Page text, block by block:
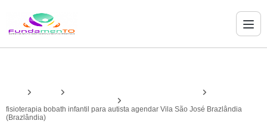
fisioterapia bobath infantil para autista agendar Vila São José Brazlândia
(Brazlândia)